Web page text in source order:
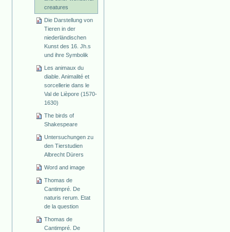
creatures
Die Darstellung von
Tieren in der
niederländischen
Kunst des 16. Jh.s
und ihre Symbolik
Les animaux du
diable. Animalité et
sorcellerie dans le
Val de Lièpore (1570-
1630)
The birds of
Shakespeare
Untersuchungen zu
den Tierstudien
Albrecht Dürers
Word and image
Thomas de
Cantimpré. De
naturis rerum. Etat
de la question
Thomas de
Cantimpré. De